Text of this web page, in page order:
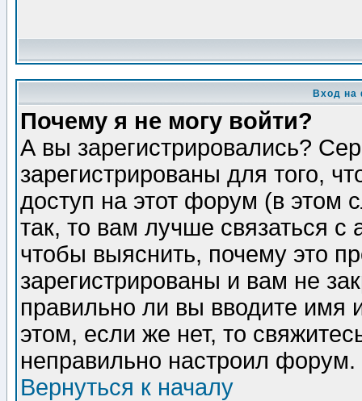
Вход на
Почему я не могу войти?
А вы зарегистрировались?
зарегистрированы для того,
доступ на этот форум (в этом
так, то вам лучше связаться
чтобы выяснить, почему это
зарегистрированы и вам не
правильно ли вы вводите
этом, если же нет, то
неправильно настроил форум.
Вернуться к началу